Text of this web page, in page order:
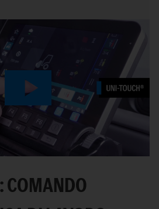
Play
Video
COMANDO